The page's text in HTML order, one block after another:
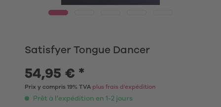
Satisfyer Tongue Dancer
54,95 € *
Prix y compris 19% TVA plus frais d’expédition
Prêt à l’expédition en 1-2 jours